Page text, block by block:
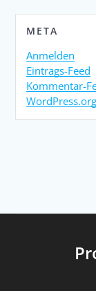
META
Anmelden
Eintrags-Feed
Kommentar-
WordPress.org